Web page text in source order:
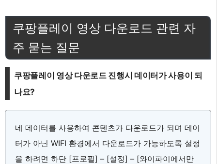
쿠팡플레이 영상 다운로드 관련 자
주 묻는 질문
쿠팡플레이 영상 다운로드 진행시 데이터가 사용이 되
나요?
네 데이터를 사용하여 콘텐츠가 다운로드가 되며 데이
터가 아닌 WIFI 환경에서 다운로드가 가능하도록 설정
을 하려면 하단 [프로필] – [설정] – [와이파이에서만